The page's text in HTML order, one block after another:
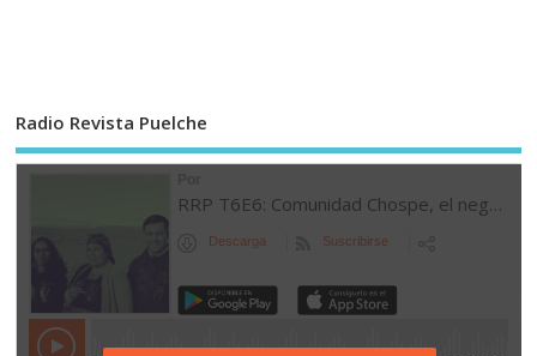
Radio Revista Puelche